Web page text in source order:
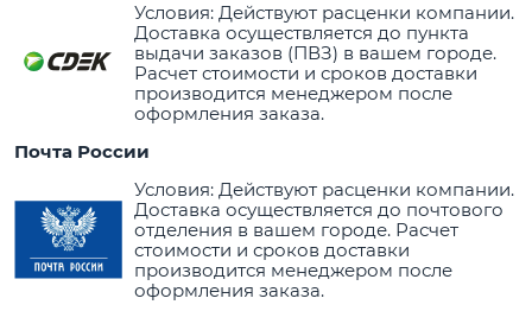
Условия: Действуют расценки компании.
Доставка осуществляется до пункта
выдачи заказов (ПВЗ) в вашем городе.
Расчет стоимости и сроков доставки
производится менеджером после
оформления заказа.
Почта России
Условия: Действуют расценки компании.
Доставка осуществляется до почтового
отделения в вашем городе. Расчет
стоимости и сроков доставки
производится менеджером после
оформления заказа.